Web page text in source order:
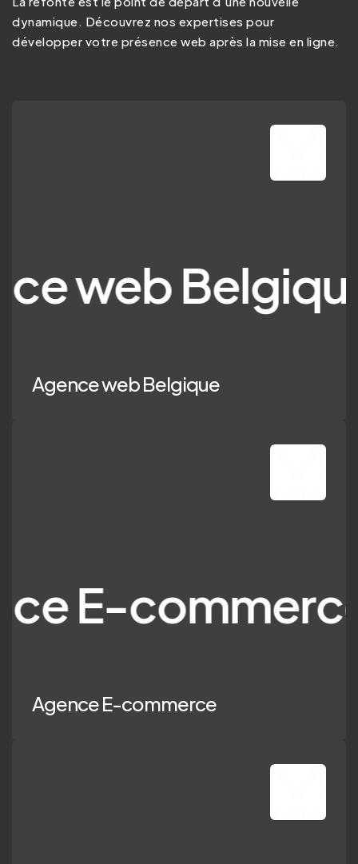
dynamique. Découvrez nos expertises pour
développer votre présence web après la mise en ligne.
Belgique
Agence web Belgique
commerce
Agence E-commerce